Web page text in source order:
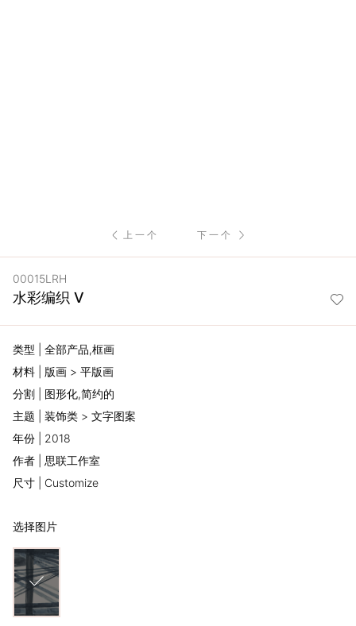
联
精
选
术
家
网
络
灵
上一个 下一个
00015LRH
水彩编织 V
类型 | 全部产品,框画
材料 | 版画 > 平版画
分割 | 图形化,简约的
主题 | 装饰类 > 文字图案
年份 | 2018
作者 | 思联工作室
尺寸 | Customize
选择图片